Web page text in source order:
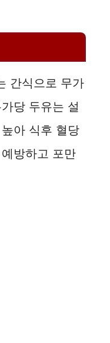
간식으로 무가
당 두유는 설
아 식후 혈당
방하고 포만